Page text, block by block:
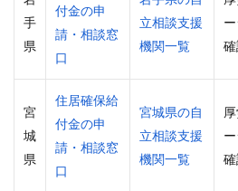
手
県
付金の申
請・相談窓
口
立相談支援
機関一覧
確
宮
城
県
住居確保給
付金の申
請・相談窓
口
宮城県の自
立相談支援
機関一覧
確